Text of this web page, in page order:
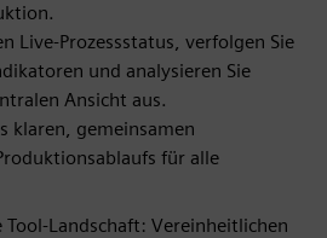
Live-Prozessstatus, verfolgen Sie
und analysieren Sie
Ansicht aus.
klaren, gemeinsamen
für alle
Tool-Landschaft: Vereinheitlichen